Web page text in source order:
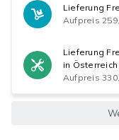
Lieferung
Aufpreis
Lieferung
in Österreich
Aufpreis